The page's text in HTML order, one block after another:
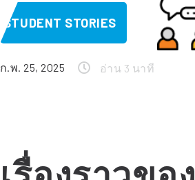
STUDENT STORIES
ก.พ. 25, 2025 อ่าน 3 นาที